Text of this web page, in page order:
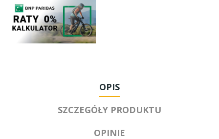
OPIS
SZCZEGÓŁY PRODUKTU
OPINIE